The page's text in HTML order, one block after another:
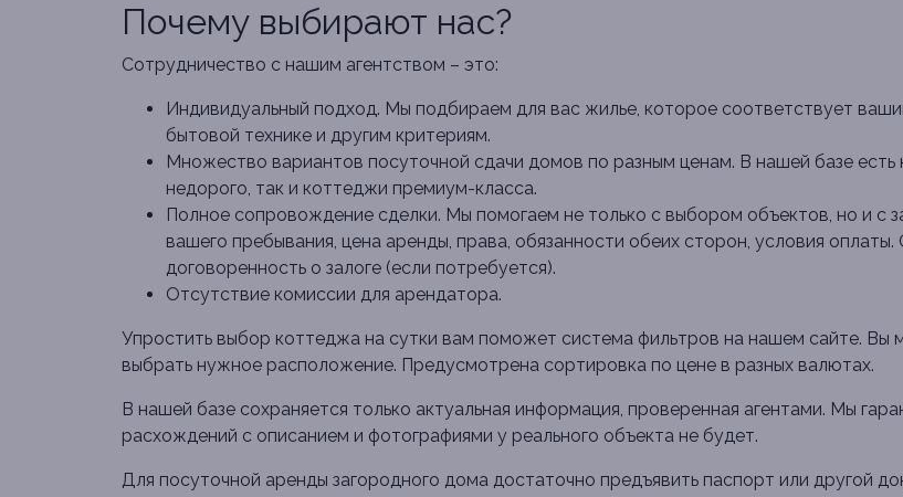
Почему выбирают нас?
Сотрудничество с нашим агентством – это:
Индивидуальный подход. Мы подбираем для вас жилье, которое соответствует
бытовой технике и другим критериям.
Множество вариантов посуточной сдачи домов по разным ценам. В нашей базе
недорого, так и коттеджи премиум-класса.
Полное сопровождение сделки. Мы помогаем не только с выбором объектов, но и с
вашего пребывания, цена аренды, права, обязанности обеих сторон, условия
договоренность о залоге (если потребуется).
Отсутствие комиссии для арендатора.
Упростить выбор коттеджа на сутки вам поможет система фильтров на нашем сайте. Вы
выбрать нужное расположение. Предусмотрена сортировка по цене в разных валютах.
В нашей базе сохраняется только актуальная информация, проверенная агентами. Мы
расхождений с описанием и фотографиями у реального объекта не будет.
Для посуточной аренды загородного дома достаточно предъявить паспорт или другой